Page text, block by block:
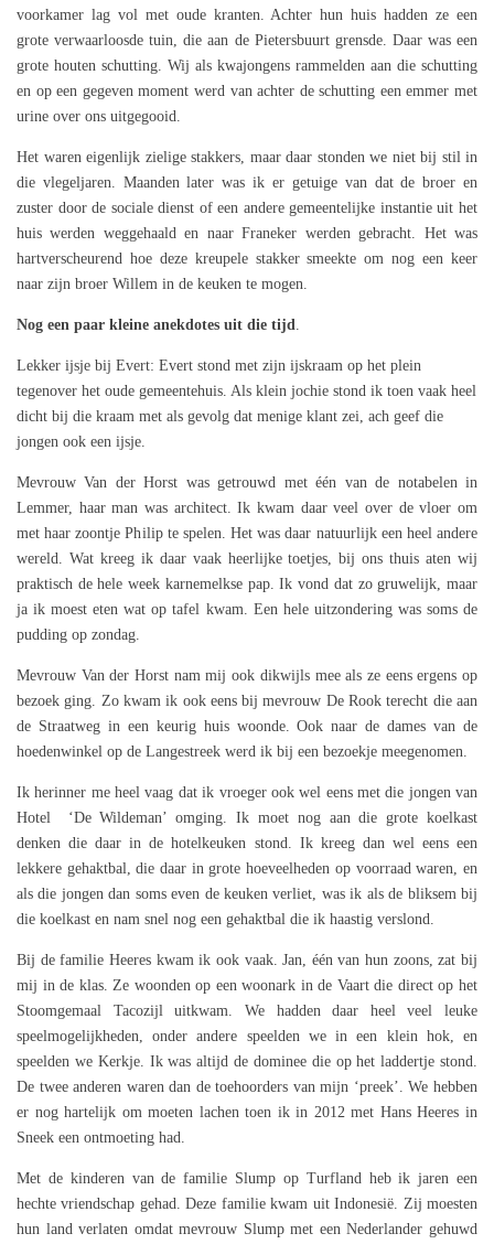
voorkamer lag vol met oude kranten. Achter hun huis hadden ze een
grote verwaarloosde tuin, die aan de Pietersbuurt grensde. Daar was een
grote houten schutting. Wij als kwajongens rammelden aan die schutting
en op een gegeven moment werd van achter de schutting een emmer met
urine over ons uitgegooid.
Het waren eigenlijk zielige stakkers, maar daar stonden we niet bij stil in
die vlegeljaren. Maanden later was ik er getuige van dat de broer en
zuster door de sociale dienst of een andere gemeentelijke instantie uit het
huis werden weggehaald en naar Franeker werden gebracht. Het was
hartverscheurend hoe deze kreupele stakker smeekte om nog een keer
naar zijn broer Willem in de keuken te mogen.
Nog een paar kleine anekdotes uit die tijd
Lekker ijsje bij Evert: Evert stond met zijn ijskraam op het plein
tegenover het oude gemeentehuis. Als klein jochie stond ik toen vaak heel
dicht bij die kraam met als gevolg dat menige klant zei, ach geef die
jongen ook een ijsje.
Mevrouw Van der Horst was getrouwd met één van de notabelen in
Lemmer, haar man was architect. Ik kwam daar veel over de vloer om
met haar zoontje Philip te spelen. Het was daar natuurlijk een heel andere
wereld. Wat kreeg ik daar vaak heerlijke toetjes, bij ons thuis aten wij
praktisch de hele week karnemelkse pap. Ik vond dat zo gruwelijk, maar
ja ik moest eten wat op tafel kwam. Een hele uitzondering was soms de
pudding op zondag.
Mevrouw Van der Horst nam mij ook dikwijls mee als ze eens ergens op
bezoek ging. Zo kwam ik ook eens bij mevrouw De Rook terecht die aan
de Straatweg in een keurig huis woonde. Ook naar de dames van de
hoedenwinkel op de Langestreek werd ik bij een bezoekje meegenomen.
Ik herinner me heel vaag dat ik vroeger ook wel eens met die jongen van
Hotel ‘De Wildeman’ omging. Ik moet nog aan die grote koelkast
denken die daar in de hotelkeuken stond. Ik kreeg dan wel eens een
lekkere gehaktbal, die daar in grote hoeveelheden op voorraad waren, en
als die jongen dan soms even de keuken verliet, was ik als de bliksem bij
die koelkast en nam snel nog een gehaktbal die ik haastig verslond.
Bij de familie Heeres kwam ik ook vaak. Jan, één van hun zoons, zat bij
mij in de klas. Ze woonden op een woonark in de Vaart die direct op het
Stoomgemaal Tacozijl uitkwam. We hadden daar heel veel leuke
speelmogelijkheden, onder andere speelden we in een klein hok, en
speelden we Kerkje. Ik was altijd de dominee die op het laddertje stond.
De twee anderen waren dan de toehoorders van mijn ‘preek’. We hebben
er nog hartelijk om moeten lachen toen ik in 2012 met Hans Heeres in
Sneek een ontmoeting had.
Met de kinderen van de familie Slump op Turfland heb ik jaren een
hechte vriendschap gehad. Deze familie kwam uit Indonesië. Zij moesten
hun land verlaten omdat mevrouw Slump met een Nederlander gehuwd